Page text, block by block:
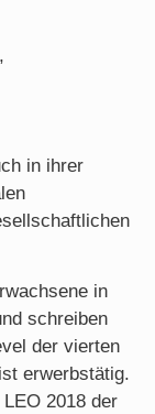
in ihrer
in
schreiben
der vierten
erwerbstätig.
2018 der